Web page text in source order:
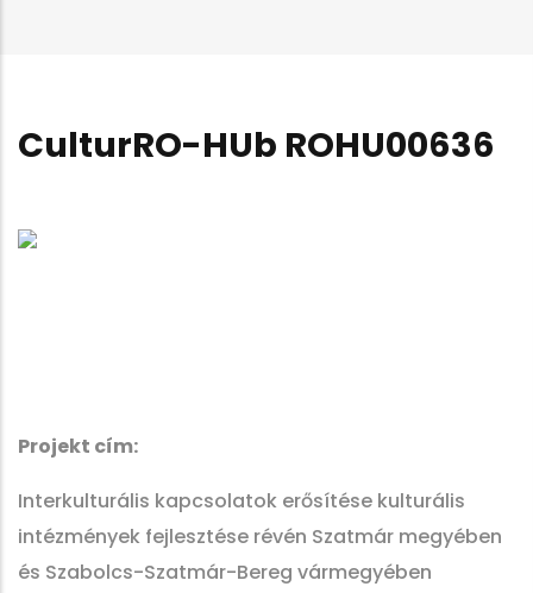
CulturRO-HUb ROHU00636
Projekt cím:
Interkulturális kapcsolatok erősítése kulturális
intézmények fejlesztése révén Szatmár megyében
és Szabolcs-Szatmár-Bereg vármegyében